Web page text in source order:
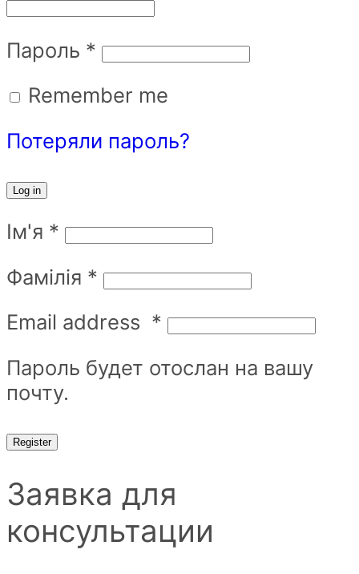
Пароль *
Remember me
Потеряли пароль?
Log in
Ім'я *
Фамілія *
Email address *
Пароль будет отослан на вашу
почту.
Register
Заявка для
консультации